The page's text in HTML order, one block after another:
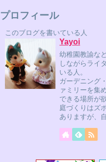
プロフィール
このブログを書いている人
Yayoi
幼稚園教諭な
しながらライ
いる人。
ガーデニング
ァミリーを集
できる場所が
庭づくりはズ
ありますが、